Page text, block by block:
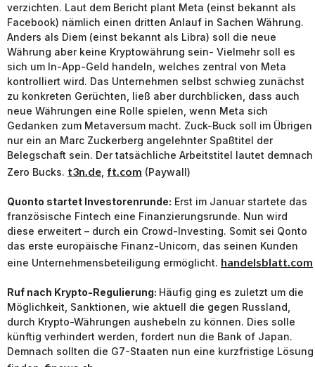
verzichten. Laut dem Bericht plant Meta (einst bekannt als
Facebook) nämlich einen dritten Anlauf in Sachen Währung.
Anders als Diem (einst bekannt als Libra) soll die neue
Währung aber keine Kryptowährung sein- Vielmehr soll es
sich um In-App-Geld handeln, welches zentral von Meta
kontrolliert wird. Das Unternehmen selbst schwieg zunächst
zu konkreten Gerüchten, ließ aber durchblicken, dass auch
neue Währungen eine Rolle spielen, wenn Meta sich
Gedanken zum Metaversum macht. Zuck-Buck soll im Übrigen
nur ein an Marc Zuckerberg angelehnter Spaßtitel der
Belegschaft sein. Der tatsächliche Arbeitstitel lautet demnach
Zero Bucks. t3n.de ft.com (Paywall)
Quonto startet Investorenrunde: Erst im Januar startete das
französische Fintech eine Finanzierungsrunde. Nun wird
diese erweitert – durch ein Crowd-Investing. Somit sei Qonto
das erste europäische Finanz-Unicorn, das seinen Kunden
eine Unternehmensbeteiligung ermöglicht. handelsblatt.com
Ruf nach Krypto-Regulierung: Häufig ging es zuletzt um die
Möglichkeit, Sanktionen, wie aktuell die gegen Russland,
durch Krypto-Währungen aushebeln zu können. Dies solle
künftig verhindert werden, fordert nun die Bank of Japan.
Demnach sollten die G7-Staaten nun eine kurzfristige Lösung